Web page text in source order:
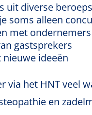
uit diverse
soms alleen
met
gastsprekers
ideeën
via het HNT veel
en